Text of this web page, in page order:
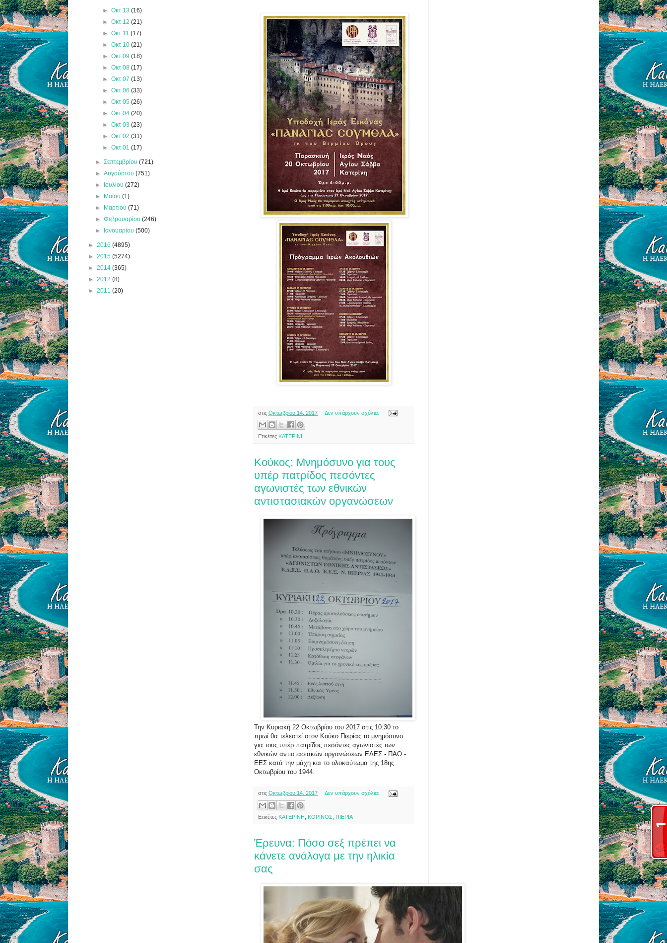
στις Οκτωβρίου 14, 2017 Δεν υπάρχουν σχόλια:
Ετικέτες ΚΑΤΕΡΙΝΗ
Κούκος: Μνημόσυνο για τους
υπέρ πατρίδος πεσόντες
αγωνιστές των εθνικών
αντιστασιακών οργανώσεων
Την Κυριακή 22 Οκτωβρίου του 2017 στις 10:30 το
πρωί θα τελεστεί στον Κούκο Πιερίας το μνημόσυνο
για τους υπέρ πατρίδος πεσόντες αγωνιστές των
εθνικών αντιστασιακών οργανώσεων ΕΔΕΣ - ΠΑΟ -
ΕΕΣ κατά την μάχη και το ολοκαύτωμα της 18ης
Οκτωβρίου του 1944.
στις Οκτωβρίου 14, 2017 Δεν υπάρχουν σχόλια:
Ετικέτες ΚΑΤΕΡΙΝΗ ΚΟΡΙΝΟΣ ΠΙΕΡΙΑ
Έρευνα: Πόσο σεξ πρέπει να
κάνετε ανάλογα με την ηλικία
σας
► Οκτ 13 (16)
► Οκτ 12 (21)
► Οκτ 11 (17)
► Οκτ 10 (21)
► Οκτ 09 (18)
► Οκτ 08 (17)
► Οκτ 07 (13)
► Οκτ 06 (33)
► Οκτ 05 (26)
► Οκτ 04 (20)
► Οκτ 03 (23)
► Οκτ 02 (31)
► Οκτ 01 (17)
►Σεπτεμβρίου(721)
►Αυγούστου(751)
► Ιουλίου(272)
► Μαΐου(1)
► Μαρτίου(71)
►Φεβρουαρίου(246)
► Ιανουαρίου(500)
► 2016 (4895)
► 2015 (5274)
► 2014 (365)
► 2012 (8)
► 2011 (20)